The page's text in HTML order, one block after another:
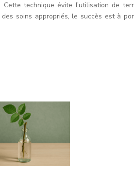
Cette technique évite l’utilisation de
des soins appropriés, le succès est à